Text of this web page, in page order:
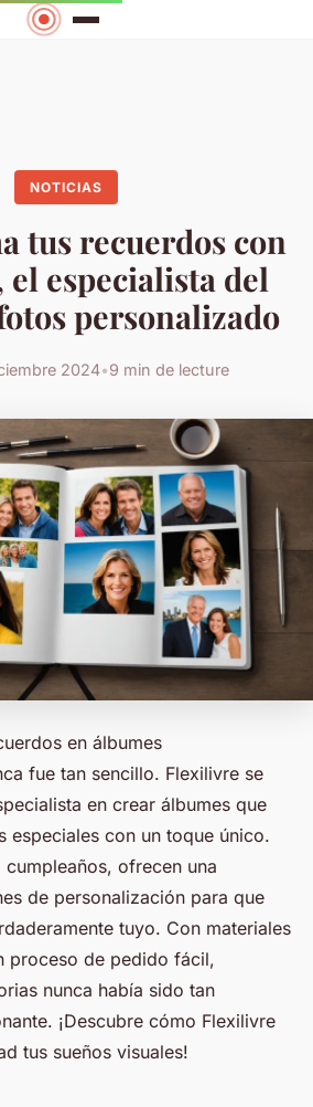
NOTICIAS
tus recuerdos con
especialista del
personalizado
2024•9 min de lecture
en álbumes
fue tan sencillo. Flexilivre se
en crear álbumes que
especiales con un toque único.
cumpleaños, ofrecen una
de personalización para que
tuyo. Con materiales
proceso de pedido fácil,
nunca había sido tan
¡Descubre cómo Flexilivre
tus sueños visuales!